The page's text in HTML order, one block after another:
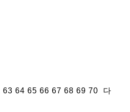
63 64 65 66 67 68 69 70
다